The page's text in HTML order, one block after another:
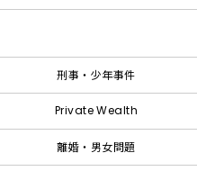
刑事・少年事件
Private Wealth
離婚・男女問題